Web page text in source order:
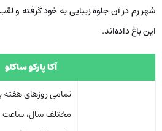
شهر رم در آن جلوه زیبایی به خود گرفته و
این باغ داده‌اند.
آکا پارکو ساکلو
تمامی روزهای هفته
مختلف سال، ساعت